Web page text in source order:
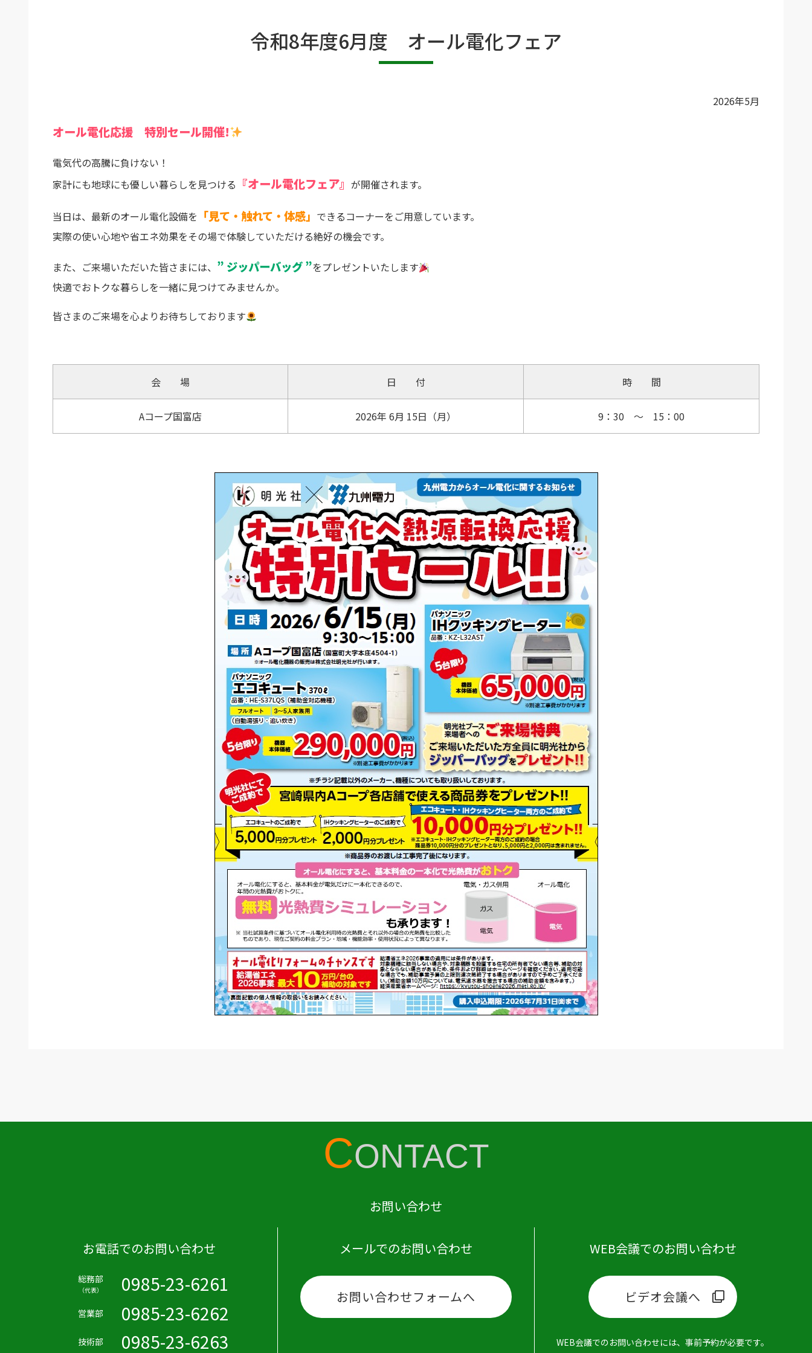
令和8年度6月度 オール電化フェア
2026年5月
オール電化応援 特別セール開催!
電気代の高騰に負けない！
家計にも地球にも優しい暮らしを見つける 『オール電化フェア』 が開催されます。
当日は、最新のオール電化設備を 「見て・触れて・体感」 できるコーナーをご用意しています。
実際の使い心地や省エネ効果をその場で体験していただける絶好の機会です。
また、ご来場いただいた皆さまには、 ” ジッパーバッグ ”をプレゼントいたします
快適でおトクな暮らしを一緒に見つけてみませんか。
皆さまのご来場を心よりお待ちしております
会 場 日 付 時 間
Aコープ国富店 2026年 6月 15日（月） 9：30 ～ 15：00
CONTACT
お問い合わせ
お電話でのお問い合わせ
総務部
（代表） 0985-23-6261
営業部 0985-23-6262
技術部 0985-23-6263
メールでのお問い合わせ
お問い合わせフォームへ
WEB会議でのお問い合わせ
ビデオ会議へ
WEB会議でのお問い合わせには、事前予約が必要です。